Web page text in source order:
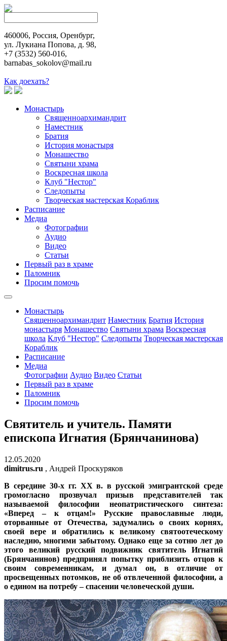
460006, Россия, Оренбург,
ул. Лукиана Попова, д. 98,
+7 (3532) 560-016,
barnabas_sokolov@mail.ru
Как доехать?
Монастырь
Священноархимандрит
Наместник
Братия
История монастыря
Монашество
Cвятыни храма
Воскресная школа
Клуб "Нестор"
Следопыты
Творческая мастерская Кораблик
Расписание
Медиа
Фотографии
Аудио
Видео
Статьи
Первый раз в храме
Паломник
Просим помочь
Монастырь
Священноархимандрит Наместник Братия История
монастыря Монашество Cвятыни храма Воскресная
школа Клуб "Нестор" Следопыты Творческая мастерская
Кораблик
Расписание
Медиа
Фотографии Аудио Видео Статьи
Первый раз в храме
Паломник
Просим помочь
Святитель и учитель. Памяти
епископа Игнатия (Брянчанинова)
12.05.2020
dimitrus.ru , Андрей Проскуряков
В середине 30-х гг. XX в. в русской эмигрантской среде
громогласно прозвучал призыв представителей так
называемой философии неопатристического синтеза:
«Вперед – к отцам!» Русские православные люди,
оторванные от Отечества, задумались о своих корнях,
своей вере и обратились к великому святоотеческому
наследию, многими забытому. Однако еще за сотню лет до
этого великий русский подвижник святитель Игнатий
(Брянчанинов) предпринял попытку приблизить отцов к
своим современникам, и думал он, в отличие от
просвещенных потомков, не об отвлеченной философии, а
о едином на потребу – спасении человеческой души.